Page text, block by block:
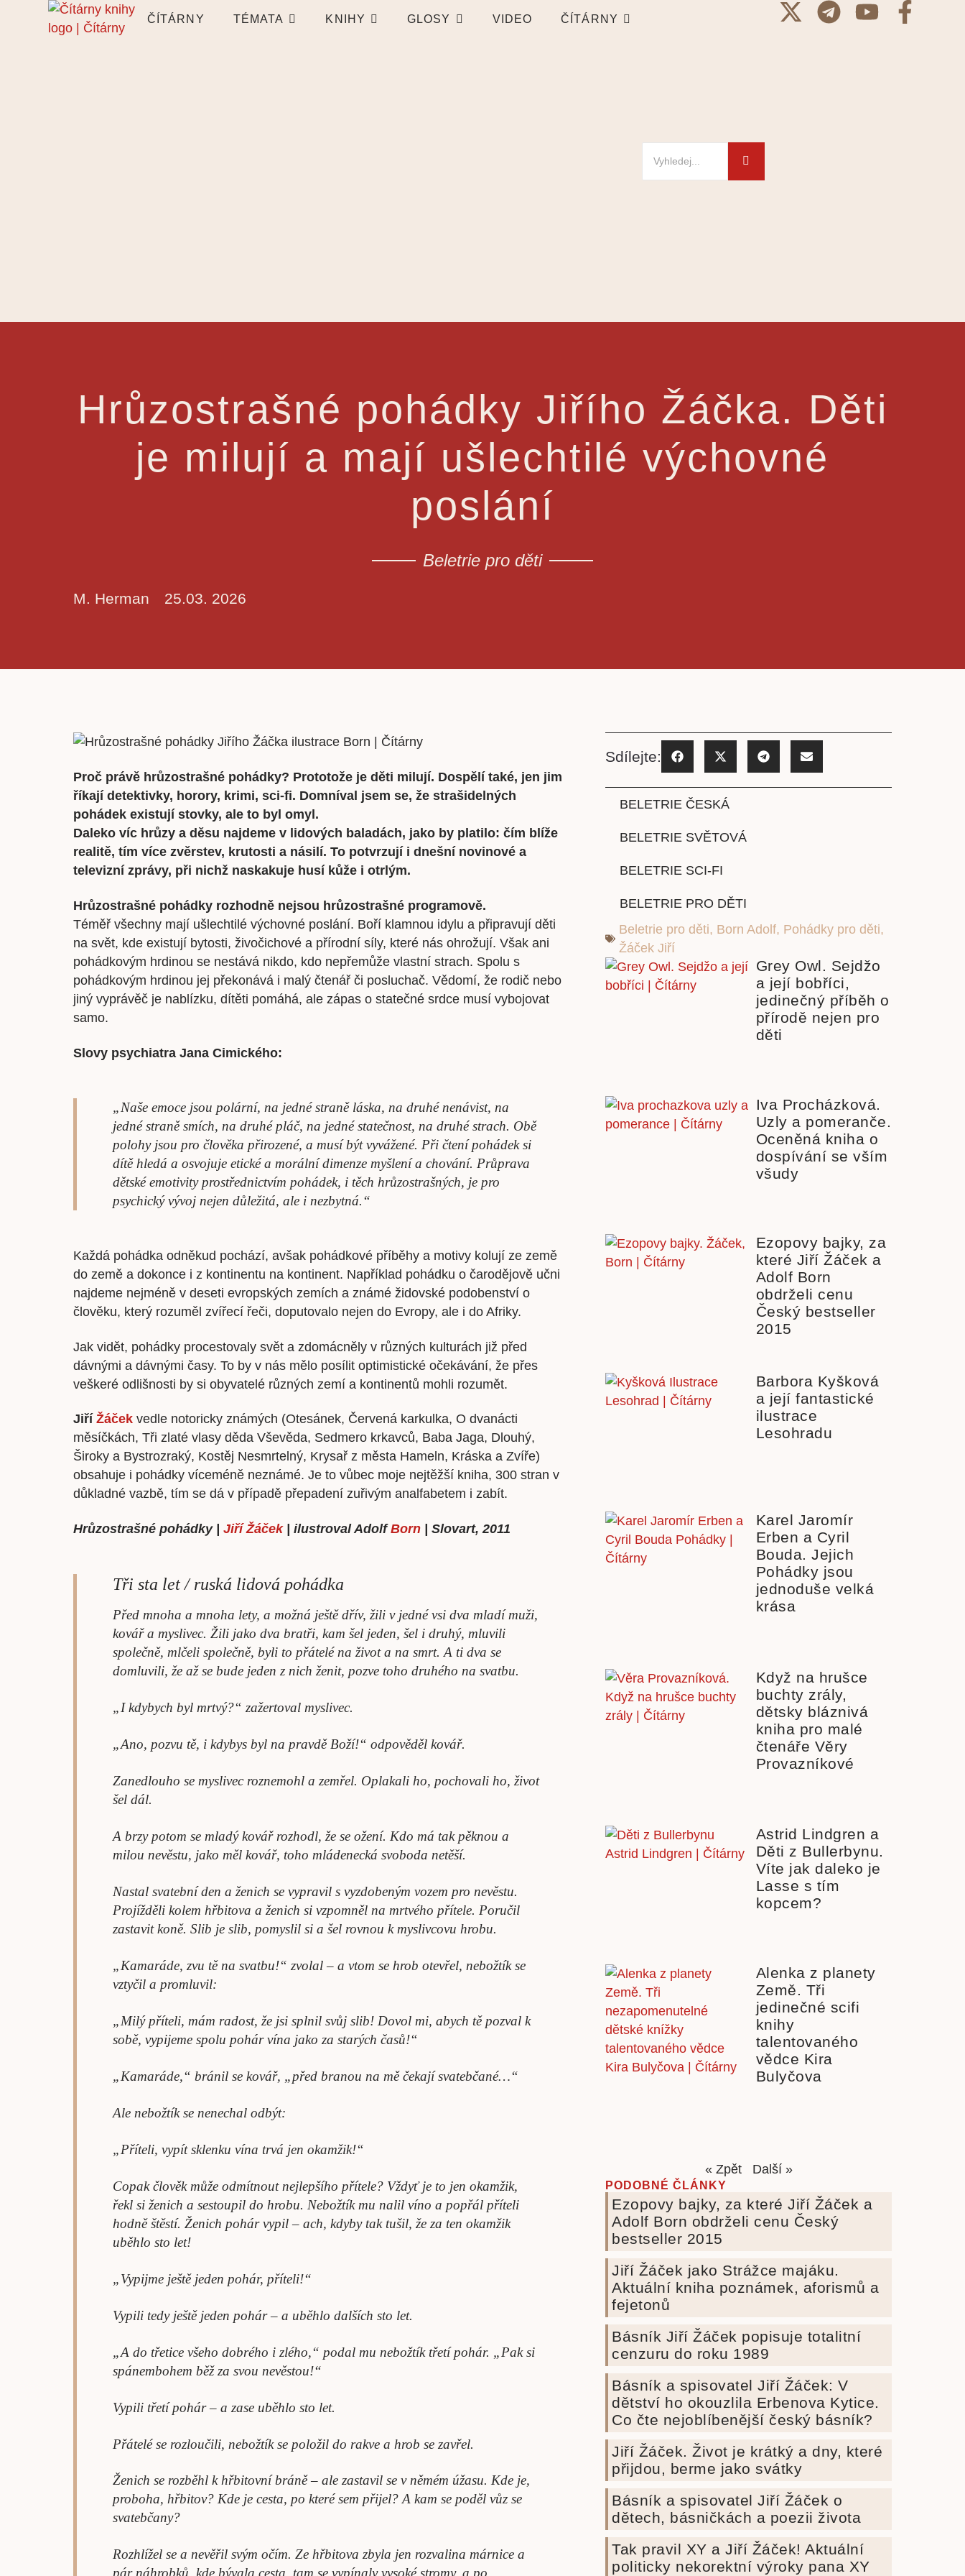
ČÍTÁRNY TÉMATA KNIHY GLOSY VIDEO ČÍTÁRNY
Hrůzostrašné pohádky Jiřího Žáčka. Děti
je milují a mají ušlechtilé výchovné
poslání
Beletrie pro děti
M. Herman 25.03. 2026
Proč právě hrůzostrašné pohádky? Prototože je děti milují. Dospělí také, jen jim
říkají detektivky, horory, krimi, sci-fi. Domníval jsem se, že strašidelných
pohádek existují stovky, ale to byl omyl.
Daleko víc hrůzy a děsu najdeme v lidových baladách, jako by platilo: čím blíže
realitě, tím více zvěrstev, krutosti a násilí. To potvrzují i dnešní novinové a
televizní zprávy, při nichž naskakuje husí kůže i otrlým.
Hrůzostrašné pohádky rozhodně nejsou hrůzostrašné programově.
Téměř všechny mají ušlechtilé výchovné poslání. Boří klamnou idylu a připravují děti
na svět, kde existují bytosti, živočichové a přírodní síly, které nás ohrožují. Však ani
pohádkovým hrdinou se nestává nikdo, kdo nepřemůže vlastní strach. Spolu s
pohádkovým hrdinou jej překonává i malý čtenář či posluchač. Vědomí, že rodič nebo
jiný vyprávěč je nablízku, dítěti pomáhá, ale zápas o statečné srdce musí vybojovat
samo.
Slovy psychiatra Jana Cimického:
„Naše emoce jsou polární, na jedné straně láska, na druhé nenávist, na
jedné straně smích, na druhé pláč, na jedné statečnost, na druhé strach. Obě
polohy jsou pro člověka přirozené, a musí být vyvážené. Při čtení pohádek si
dítě hledá a osvojuje etické a morální dimenze myšlení a chování. Průprava
dětské emotivity prostřednictvím pohádek, i těch hrůzostrašných, je pro
psychický vývoj nejen důležitá, ale i nezbytná.“
Každá pohádka odněkud pochází, avšak pohádkové příběhy a motivy kolují ze země
do země a dokonce i z kontinentu na kontinent. Například pohádku o čarodějově učni
najdeme nejméně v deseti evropských zemích a známé židovské podobenství o
člověku, který rozuměl zvířecí řeči, doputovalo nejen do Evropy, ale i do Afriky.
Jak vidět, pohádky procestovaly svět a zdomácněly v různých kulturách již před
dávnými a dávnými časy. To by v nás mělo posílit optimistické očekávání, že přes
veškeré odlišnosti by si obyvatelé různých zemí a kontinentů mohli rozumět.
Jiří Žáček vedle notoricky známých (Otesánek, Červená karkulka, O dvanácti
měsíčkách, Tři zlaté vlasy děda Vševěda, Sedmero krkavců, Baba Jaga, Dlouhý,
Široky a Bystrozraký, Kostěj Nesmrtelný, Krysař z města Hameln, Kráska a Zvíře)
obsahuje i pohádky víceméně neznámé. Je to vůbec moje nejtěžší kniha, 300 stran v
důkladné vazbě, tím se dá v případě přepadení zuřivým analfabetem i zabít.
Hrůzostrašné pohádky | Jiří Žáček| ilustroval AdolfBorn | Slovart, 2011
Tři sta let / ruská lidová pohádka
Před mnoha a mnoha lety, a možná ještě dřív, žili v jedné vsi dva mladí muži,
kovář a myslivec. Žili jako dva bratři, kam šel jeden, šel i druhý, mluvili
společně, mlčeli společně, byli to přátelé na život a na smrt. A ti dva se
domluvili, že až se bude jeden z nich ženit, pozve toho druhého na svatbu.
„I kdybych byl mrtvý?“ zažertoval myslivec.
„Ano, pozvu tě, i kdybys byl na pravdě Boží!“ odpověděl kovář.
Zanedlouho se myslivec roznemohl a zemřel. Oplakali ho, pochovali ho, život
šel dál.
A brzy potom se mladý kovář rozhodl, že se ožení. Kdo má tak pěknou a
milou nevěstu, jako měl kovář, toho mládenecká svoboda netěší.
Nastal svatební den a ženich se vypravil s vyzdobeným vozem pro nevěstu.
Projížděli kolem hřbitova a ženich si vzpomněl na mrtvého přítele. Poručil
zastavit koně. Slib je slib, pomyslil si a šel rovnou k myslivcovu hrobu.
„Kamaráde, zvu tě na svatbu!“ zvolal – a vtom se hrob otevřel, nebožtík se
vztyčil a promluvil:
„Milý příteli, mám radost, že jsi splnil svůj slib! Dovol mi, abych tě pozval k
sobě, vypijeme spolu pohár vína jako za starých časů!“
„Kamaráde,“ bránil se kovář, „před branou na mě čekají svatebčané…“
Ale nebožtík se nenechal odbýt:
„Příteli, vypít sklenku vína trvá jen okamžik!“
Copak člověk může odmítnout nejlepšího přítele? Vždyť je to jen okamžik,
řekl si ženich a sestoupil do hrobu. Nebožtík mu nalil víno a popřál příteli
hodně štěstí. Ženich pohár vypil – ach, kdyby tak tušil, že za ten okamžik
uběhlo sto let!
„Vypijme ještě jeden pohár, příteli!“
Vypili tedy ještě jeden pohár – a uběhlo dalších sto let.
„A do třetice všeho dobrého i zlého,“ podal mu nebožtík třetí pohár. „Pak si
spánembohem běž za svou nevěstou!“
Vypili třetí pohár – a zase uběhlo sto let.
Přátelé se rozloučili, nebožtík se položil do rakve a hrob se zavřel.
Ženich se rozběhl k hřbitovní bráně – ale zastavil se v němém úžasu. Kde je,
proboha, hřbitov? Kde je cesta, po které sem přijel? A kam se poděl vůz se
svatebčany?
Rozhlížel se a nevěřil svým očím. Ze hřbitova zbyla jen rozvalina márnice a
Sdílejte:
BELETRIE ČESKÁ
BELETRIE SVĚTOVÁ
BELETRIE SCI-FI
BELETRIE PRO DĚTI
Beletrie pro děti, Born Adolf, Pohádky pro děti,
Žáček Jiří
Grey Owl. Sejdžo
a její bobříci,
jedinečný příběh o
přírodě nejen pro
děti
Iva Procházková.
Uzly a pomeranče.
Oceněná kniha o
dospívání se vším
všudy
Ezopovy bajky, za
které Jiří Žáček a
Adolf Born
obdrželi cenu
Český bestseller
2015
Barbora Kyšková
a její fantastické
ilustrace
Lesohradu
Karel Jaromír
Erben a Cyril
Bouda. Jejich
Pohádky jsou
jednoduše velká
krása
Když na hrušce
buchty zrály,
dětsky bláznivá
kniha pro malé
čtenáře Věry
Provazníkové
Astrid Lindgren a
Děti z Bullerbynu.
Víte jak daleko je
Lasse s tím
kopcem?
Alenka z planety
Země. Tři
jedinečné scifi
knihy
talentovaného
vědce Kira
Bulyčova
« Zpět Další »
PODOBNÉ ČLÁNKY
Ezopovy bajky, za které Jiří Žáček a
Adolf Born obdrželi cenu Český
bestseller 2015
Jiří Žáček jako Strážce majáku.
Aktuální kniha poznámek, aforismů a
fejetonů
Básník Jiří Žáček popisuje totalitní
cenzuru do roku 1989
Básník a spisovatel Jiří Žáček: V
dětství ho okouzlila Erbenova Kytice.
Co čte nejoblíbenější český básník?
Jiří Žáček. Život je krátký a dny, které
přijdou, berme jako svátky
Básník a spisovatel Jiří Žáček o
dětech, básničkách a poezii života
Tak pravil XY a Jiří Žáček! Aktuální
politicky nekorektní výroky pana XY